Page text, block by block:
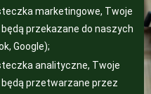
marketingowe, Twoje
przekazane do naszych
Google);
analityczne, Twoje
przetwarzane przez